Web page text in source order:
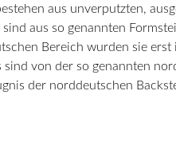
aus unverputzten,
aus so genannten
Bereich wurden sie
von der so genannten
der norddeutschen